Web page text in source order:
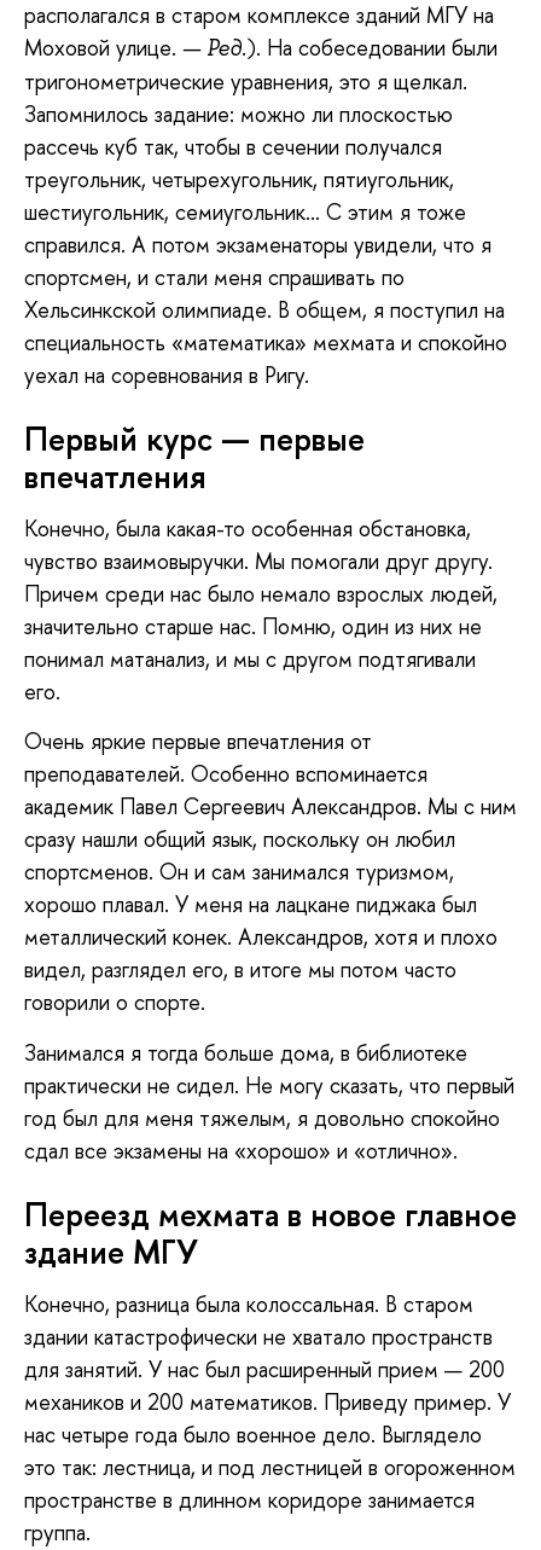
располагался в старом комплексе зданий МГУ на
Моховой улице. — Ред.). На собеседовании были
тригонометрические уравнения, это я щелкал.
Запомнилось задание: можно ли плоскостью
рассечь куб так, чтобы в сечении получался
треугольник, четырехугольник, пятиугольник,
шестиугольник, семиугольник… С этим я тоже
справился. А потом экзаменаторы увидели, что я
спортсмен, и стали меня спрашивать по
Хельсинкской олимпиаде. В общем, я поступил на
специальность «математика» мехмата и спокойно
уехал на соревнования в Ригу.
Первый курс — первые
впечатления
Конечно, была какая-то особенная обстановка,
чувство взаимовыручки. Мы помогали друг другу.
Причем среди нас было немало взрослых людей,
значительно старше нас. Помню, один из них не
понимал матанализ, и мы с другом подтягивали
его.
Очень яркие первые впечатления от
преподавателей. Особенно вспоминается
академик Павел Сергеевич Александров. Мы с ним
сразу нашли общий язык, поскольку он любил
спортсменов. Он и сам занимался туризмом,
хорошо плавал. У меня на лацкане пиджака был
металлический конек. Александров, хотя и плохо
видел, разглядел его, в итоге мы потом часто
говорили о спорте.
Занимался я тогда больше дома, в библиотеке
практически не сидел. Не могу сказать, что первый
год был для меня тяжелым, я довольно спокойно
сдал все экзамены на «хорошо» и «отлично».
Переезд мехмата в новое главное
здание МГУ
Конечно, разница была колоссальная. В старом
здании катастрофически не хватало пространств
для занятий. У нас был расширенный прием — 200
механиков и 200 математиков. Приведу пример. У
нас четыре года было военное дело. Выглядело
это так: лестница, и под лестницей в огороженном
пространстве в длинном коридоре занимается
группа.